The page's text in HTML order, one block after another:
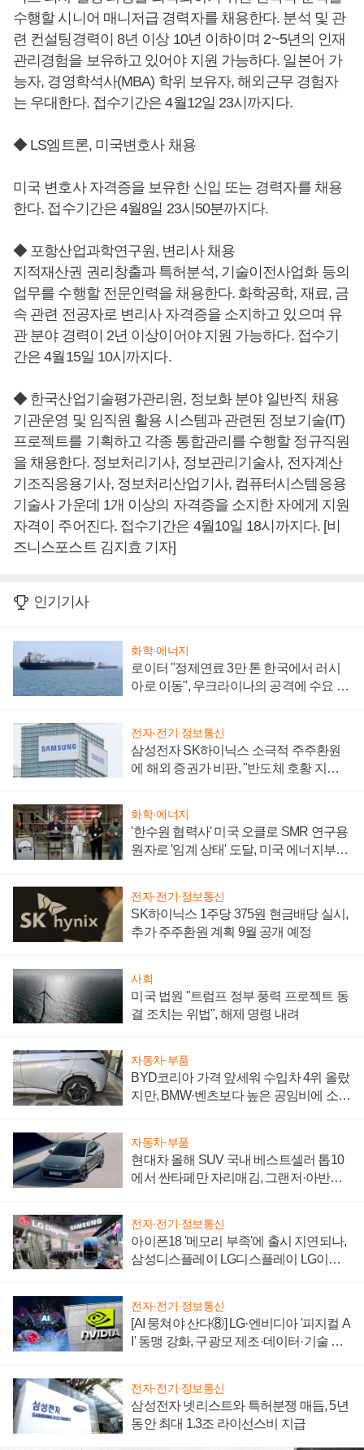
수행할 시니어 매니저급 경력자를 채용한다. 분석 및 관
련 컨설팅경력이 8년 이상 10년 이하이며 2~5년의 인재
관리경험을 보유하고 있어야 지원 가능하다. 일본어 가
능자, 경영학석사(MBA) 학위 보유자, 해외근무 경험자
는 우대한다. 접수기간은 4월12일 23시까지다.
◆ LS엠트론, 미국변호사 채용
미국 변호사 자격증을 보유한 신입 또는 경력자를 채용
한다. 접수기간은 4월8일 23시50분까지다.
◆ 포항산업과학연구원, 변리사 채용
지적재산권 권리창출과 특허분석, 기술이전사업화 등의
업무를 수행할 전문인력을 채용한다. 화학공학, 재료, 금
속 관련 전공자로 변리사 자격증을 소지하고 있으며 유
관 분야 경력이 2년 이상이어야 지원 가능하다. 접수기
간은 4월15일 10시까지다.
◆ 한국산업기술평가관리원, 정보화 분야 일반직 채용
기관운영 및 임직원 활용 시스템과 관련된 정보기술(IT)
프로젝트를 기획하고 각종 통합관리를 수행할 정규직원
을 채용한다. 정보처리기사, 정보관리기술사, 전자계산
기조직응용기사, 정보처리산업기사, 컴퓨터시스템응용
기술사 가운데 1개 이상의 자격증을 소지한 자에게 지원
자격이 주어진다. 접수기간은 4월10일 18시까지다. [비
즈니스포스트 김지효 기자]
인기기사
화학·에너지
로이터 "정제연료 3만 톤 한국에서 러시
아로 이동", 우크라이나의 공격에 수요 늘
전자·전기·정보통신
삼성전자 SK하이닉스 소극적 주주환원
에 해외 증권가 비판, "반도체 호황 지속
화학·에너지
'한수원 협력사' 미국 오클로 SMR 연구용
원자로 '임계 상태' 도달, 미국 에너지부
전자·전기·정보통신
SK하이닉스 1주당 375원 현금배당 실시,
추가 주주환원 계획 9월 공개 예정
사회
미국 법원 "트럼프 정부 풍력 프로젝트 동
결 조치는 위법", 해제 명령 내려
자동차·부품
BYD코리아 가격 앞세워 수입차 4위 올랐
지만, BMW·벤츠보다 높은 공임비에 소비
자동차·부품
현대차 올해 SUV 국내 베스트셀러 톱10
에서 싼타페만 자리매김, 그랜저·아반떼
전자·전기·정보통신
아이폰18 '메모리 부족'에 출시 지연되나,
삼성디스플레이 LG디스플레이 LG이노
전자·전기·정보통신
[AI 뭉쳐야 산다⑧] LG·엔비디아 '피지컬 A
I' 동맹 강화, 구광모 제조·데이터·기술 결
전자·전기·정보통신
삼성전자 넷리스트와 특허분쟁 매듭, 5년
동안 최대 1.3조 라이선스비 지급